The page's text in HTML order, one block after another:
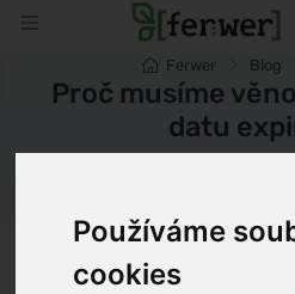
Používáme
cookies
Ferwer Blog
Proč musíme
datu